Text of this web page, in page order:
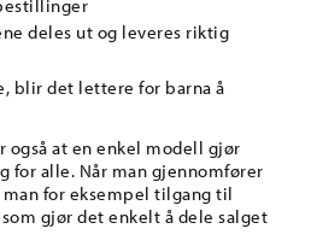
deles ut og leveres riktig
blir det lettere for barna å
også at en enkel modell gjør
for alle. Når man gjennomfører
for eksempel tilgang til
gjør det enkelt å dele salget